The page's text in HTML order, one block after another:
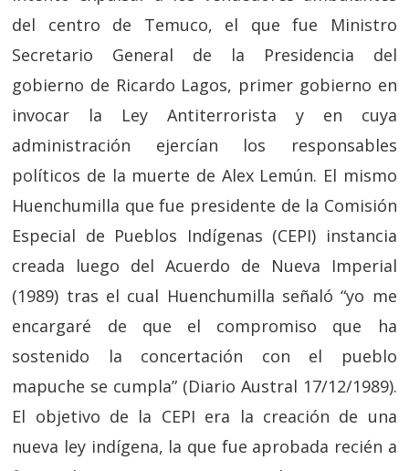
del centro de Temuco, el que fue Ministro
Secretario General de la Presidencia del
gobierno de Ricardo Lagos, primer gobierno en
invocar la Ley Antiterrorista y en cuya
administración ejercían los responsables
políticos de la muerte de Alex Lemún. El mismo
Huenchumilla que fue presidente de la Comisión
Especial de Pueblos Indígenas (CEPI) instancia
creada luego del Acuerdo de Nueva Imperial
(1989) tras el cual Huenchumilla señaló “yo me
encargaré de que el compromiso que ha
sostenido la concertación con el pueblo
mapuche se cumpla” (Diario Austral 17/12/1989).
El objetivo de la CEPI era la creación de una
nueva ley indígena, la que fue aprobada recién a